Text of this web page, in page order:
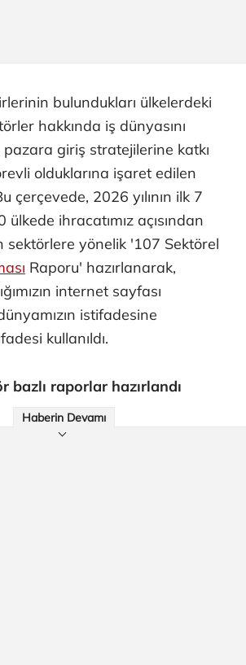
bulundukları ülkelerdeki
hakkında iş dünyasını
giriş stratejilerine katkı
olduklarına işaret edilen
çerçevede, 2026 yılının ilk 7
ülkede ihracatımız açısından
sektörlere yönelik '107 Sektörel
Raporu' hazırlanarak,
internet sayfası
istifadesine
kullanıldı.
bazlı raporlar hazırlandı
Haberin Devamı